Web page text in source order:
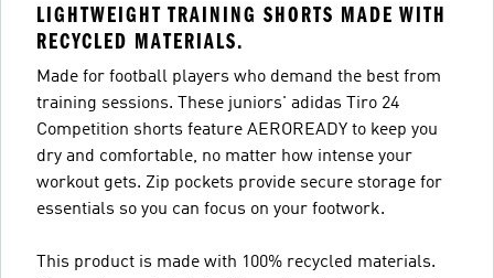
LIGHTWEIGHT TRAINING SHORTS MADE WITH
RECYCLED MATERIALS.
Made for football players who demand the best from
training sessions. These juniors' adidas Tiro 24
Competition shorts feature AEROREADY to keep you
dry and comfortable, no matter how intense your
workout gets. Zip pockets provide secure storage for
essentials so you can focus on your footwork.
This product is made with 100% recycled materials.